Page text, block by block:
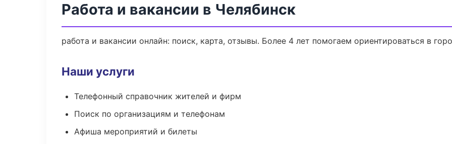
Работа и вакансии в Челябинск
работа и вакансии онлайн: поиск, карта, отзывы. Более 4 лет помогаем ориентироваться в
Наши услуги
Телефонный справочник жителей и фирм
Поиск по организациям и телефонам
Афиша мероприятий и билеты